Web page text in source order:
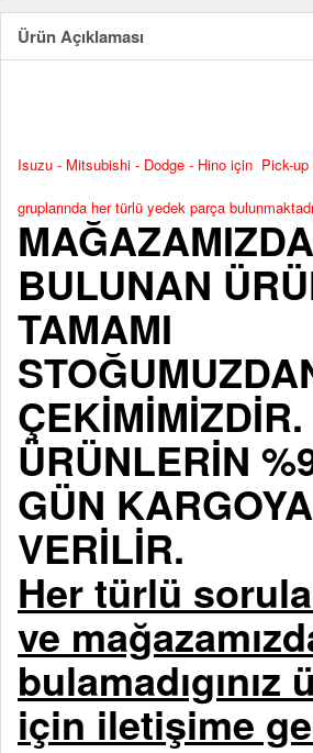
Ürün Açıklaması
Isuzu - Mitsubishi - Dodge - Hino için Pick-
gruplarında her türlü yedek parça
MAĞAZAMIZDA
BULUNAN
TAMAMI
ÇEKİMİMİZDİR.
ÜRÜNLERİN
GÜN KARGOYA
VERİLİR.
Her türlü
ve
bulamadıgınız
için iletişime